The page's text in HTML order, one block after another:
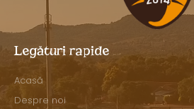
Legături rapide
Acasă
Despre noi